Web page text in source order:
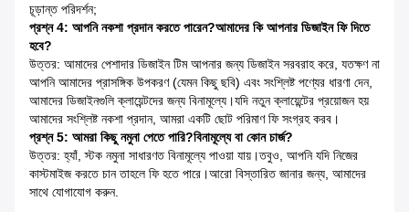
চূড়ান্ত পরিদর্শন;
প্রশ্ন 4: আপনি নকশা প্রদান করতে পারেন?আমাদের কি আপনার ডিজাইন ফি দিতে
হবে?
উত্তর: আমাদের পেশাদার ডিজাইন টিম আপনার জন্য ডিজাইন সরবরাহ করে, যতক্ষণ না
আপনি আমাদের প্রাসঙ্গিক উপকরণ (যেমন কিছু ছবি) এবং সংশ্লিষ্ট পণ্যের ধারণা দেন,
আমাদের ডিজাইনগুলি ক্লায়েন্টদের জন্য বিনামূল্যে।যদি নতুন ক্লায়েন্টের প্রয়োজন হয়
আমাদের সংশ্লিষ্ট নকশা প্রদান, আমরা একটি ছোট পরিমাণ ফি সংগ্রহ করব।
প্রশ্ন 5: আমরা কিছু নমুনা পেতে পারি?বিনামূল্যে বা কোন চার্জ?
উত্তর: হ্যাঁ, স্টক নমুনা সাধারণত বিনামূল্যে পাওয়া যায়।তবুও, আপনি যদি নিজের
কাস্টমাইজ করতে চান তাহলে ফি হতে পারে।আরো বিস্তারিত জানার জন্য, আমাদের
সাথে যোগাযোগ করুন.